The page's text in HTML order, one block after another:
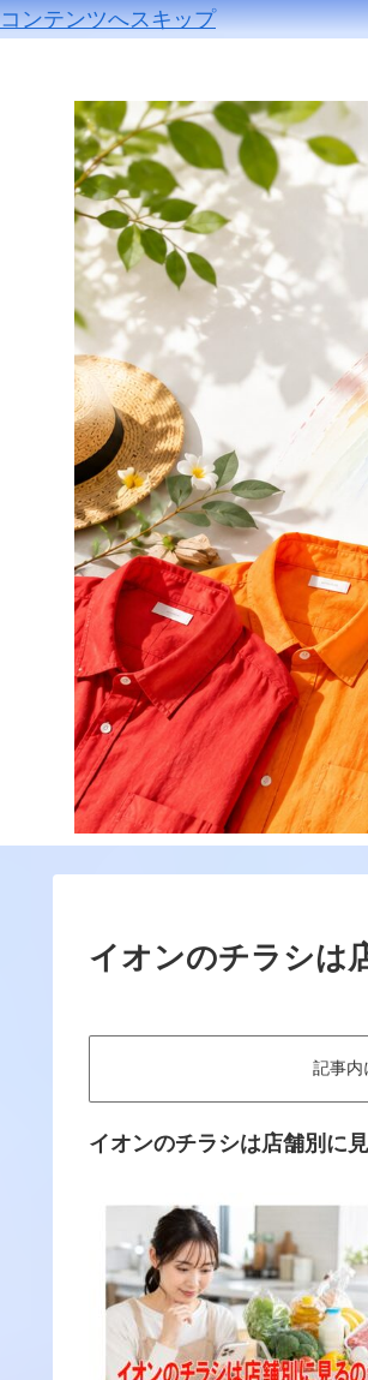
コンテンツへスキップ
イオンのチラシは
記事内
イオンのチラシは店舗別に